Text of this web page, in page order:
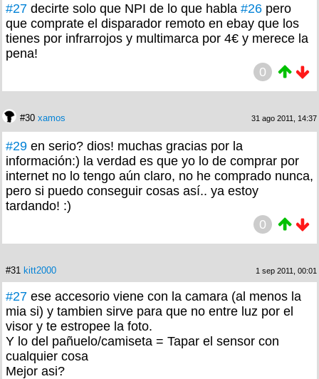
#27 decirte solo que NPI de lo que habla #26 pero
que comprate el disparador remoto en ebay que los
tienes por infrarrojos y multimarca por 4€ y merece la
pena!
0
#30 xamos 31 ago 2011, 14:37
#29 en serio? dios! muchas gracias por la
información:) la verdad es que yo lo de comprar por
internet no lo tengo aún claro, no he comprado nunca,
pero si puedo conseguir cosas así.. ya estoy
tardando! :)
0
#31 kitt2000 1 sep 2011, 00:01
#27 ese accesorio viene con la camara (al menos la
mia si) y tambien sirve para que no entre luz por el
visor y te estropee la foto.
Y lo del pañuelo/camiseta = Tapar el sensor con
cualquier cosa
Mejor asi?